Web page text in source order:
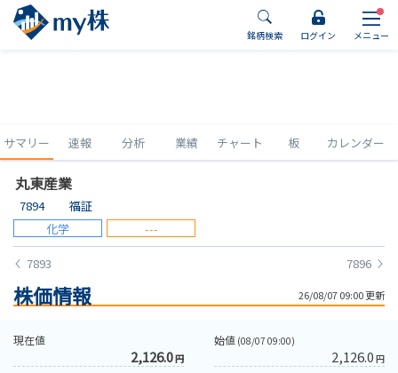
銘柄検索 ログイン メニュー
サマリー 速報 分析 業績 チャート 板 カレンダー
丸東産業
7894
福証
化学
---
7893 7896
株価情報 26/08/07 09:00 更新
現在値
2,126.0円
始値(08/07 09:00)
2,126.0 円